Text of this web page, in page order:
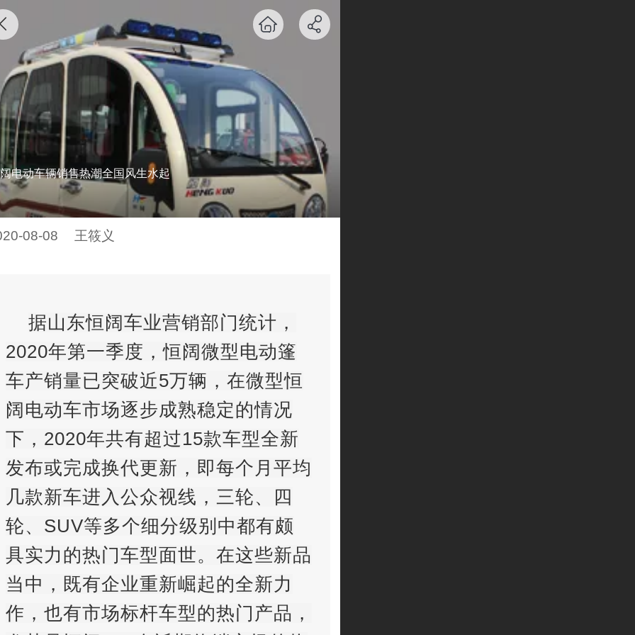
电动车辆销售热潮全国风生水起
08-08 王筱义
据山东恒阔车业营销部门统计，
2020年第一季度，恒阔微型电动篷
车产销量已突破近5万辆，在微型恒
阔电动车市场逐步成熟稳定的情况
下，2020年共有超过15款车型全新
发布或完成换代更新，即每个月平均
几款新车进入公众视线，三轮、四
轮、SUV等多个细分级别中都有颇
具实力的热门车型面世。在这些新品
当中，既有企业重新崛起的全新力
作，也有市场标杆车型的热门产品，